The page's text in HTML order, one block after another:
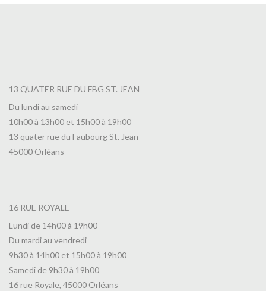
13 QUATER RUE DU FBG ST. JEAN
Du lundi au samedi
10h00 à 13h00 et 15h00 à 19h00
13 quater rue du Faubourg St. Jean
45000 Orléans
16 RUE ROYALE
Lundi de 14h00 à 19h00
Du mardi au vendredi
9h30 à 14h00 et 15h00 à 19h00
Samedi de 9h30 à 19h00
16 rue Royale, 45000 Orléans